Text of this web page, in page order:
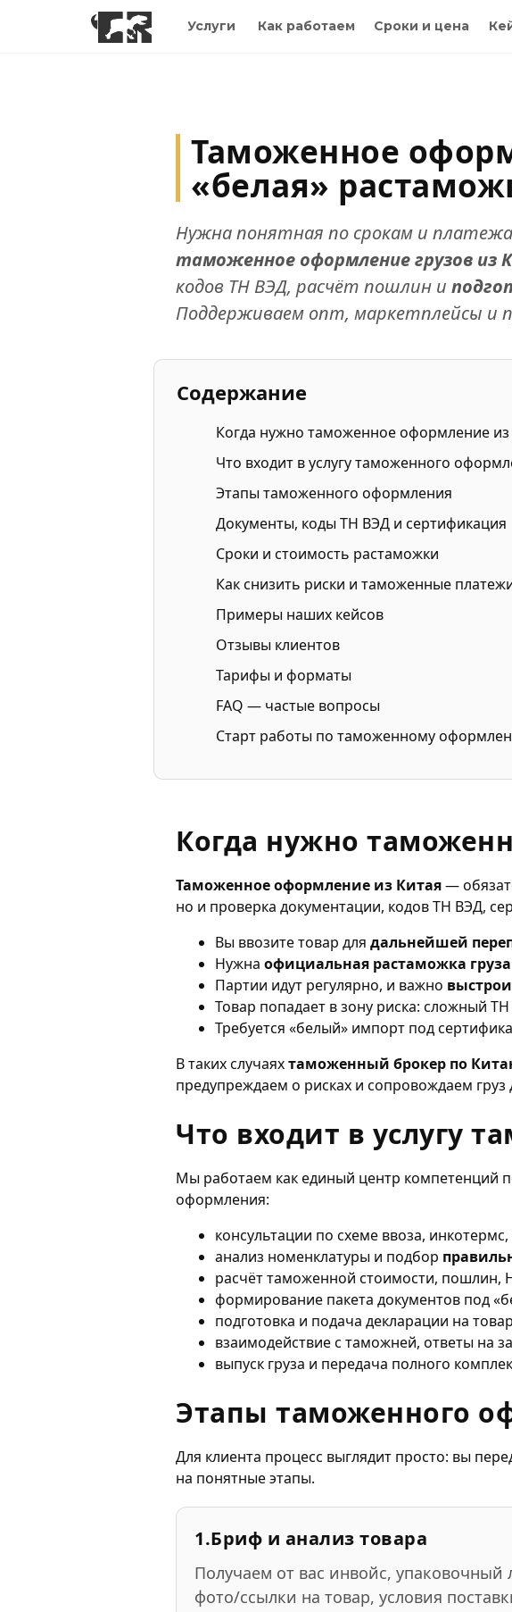
Услуги Как работаем Сроки и цена
Таможенное
«белая»
Нужна понятная по срокам и
таможенное оформление грузов из
кодов ТН ВЭД, расчёт пошлин и
Поддерживаем опт, маркетплейсы и
Содержание
Когда нужно таможенное оформление из
Что входит в услугу таможенного
Этапы таможенного оформления
Документы, коды ТН ВЭД и сертификация
Сроки и стоимость растаможки
Как снизить риски и таможенные
Примеры наших кейсов
Отзывы клиентов
Тарифы и форматы
FAQ — частые вопросы
Старт работы по таможенному
Когда нужно
Таможенное оформление из Китая—
но и проверка документации, кодов ТН ВЭД,
Вы ввозите товар для дальнейшей
Нужна официальная растаможка
Партии идут регулярно, и важно
Товар попадает в зону риска: сложный
Требуется «белый» импорт под
В таких случаяхтаможенный брокер по
предупреждаем о рисках и сопровождаем груз
Что входит в услугу
Мы работаем как единый центр компетенций
оформления:
консультации по схеме ввоза,
анализ номенклатуры и подбор
расчёт таможенной стоимости, пошлин,
формирование пакета документов под
подготовка и подача декларации на
взаимодействие с таможней, ответы на
выпуск груза и передача полного
Этапы таможенного
Для клиента процесс выглядит просто: вы
на понятные этапы.
1.Бриф и анализ товара
Получаем от вас инвойс, упаковочный
фото/ссылки на товар, условия